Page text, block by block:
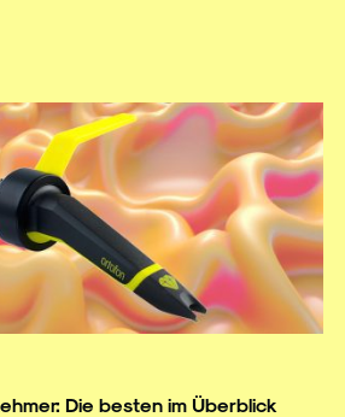
Die besten im Überblick